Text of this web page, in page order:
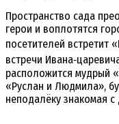
Пространство сада
герои и воплотятся
посетителей встретит
встречи
расположится мудрый
«Руслан и Людмила»,
неподалёку знакомая с